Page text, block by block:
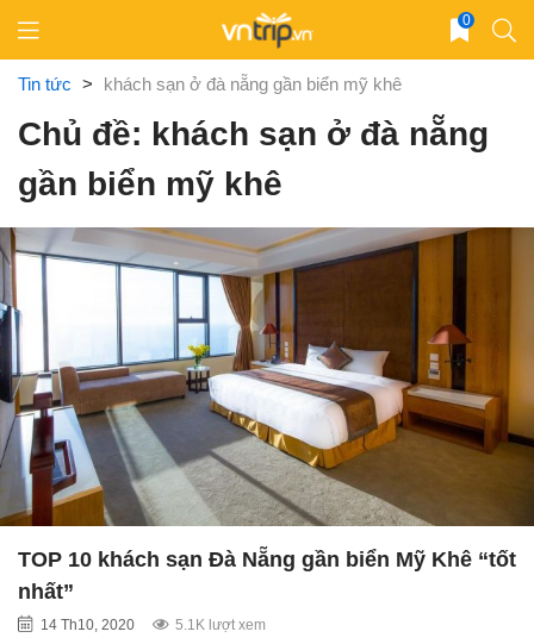
content
0
Tin tức > khách sạn ở đà nẵng gần biển mỹ khê
Chủ đề: khách sạn ở đà nẵng
gần biển mỹ khê
TOP 10 khách sạn Đà Nẵng gần biển Mỹ Khê “tốt
nhất”
14 Th10, 2020 5.1K lượt xem